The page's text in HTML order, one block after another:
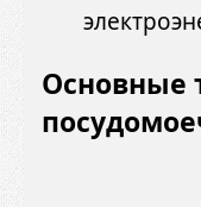
Основные